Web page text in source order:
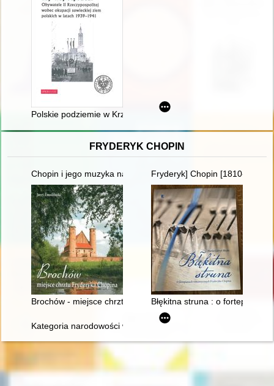
Polskie podziemie w Krzemieńcu i okolicach w latach 1939-
FRYDERYK CHOPIN
Chopin i jego muzyka na Dolnym Śląsku" - wystawa w
Fryderyk] Chopin [1810-1849].
Brochów - miejsce chrztu Fryderyka Chopina
Błękitna struna : o
Kategoria narodowości w recepcji twórczości Fryderyka